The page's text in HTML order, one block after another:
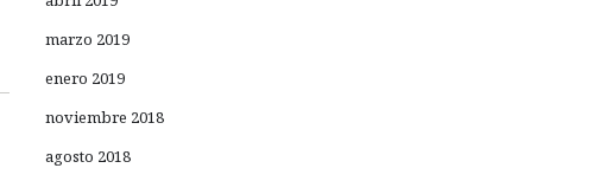
marzo 2019
enero 2019
noviembre 2018
agosto 2018